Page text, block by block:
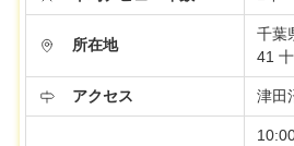
所在地
千葉
41
アクセス 津田